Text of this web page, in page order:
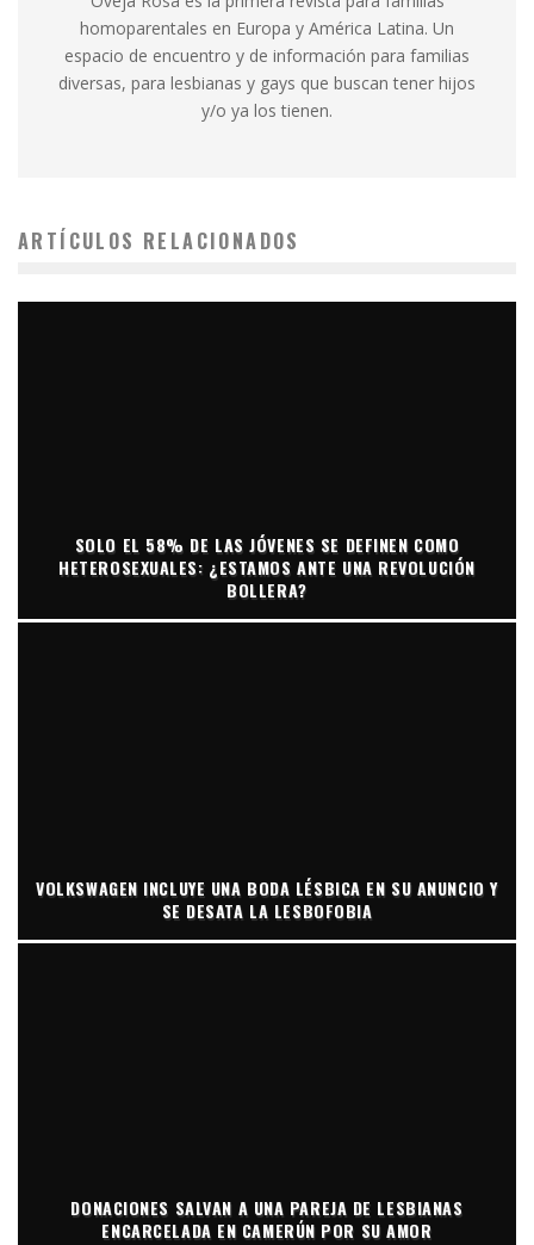
homoparentales en Europa y América Latina. Un
espacio de encuentro y de información para familias
diversas, para lesbianas y gays que buscan tener hijos
y/o ya los tienen.
ARTÍCULOS RELACIONADOS
SOLO EL 58% DE LAS JÓVENES SE DEFINEN COMO
HETEROSEXUALES: ¿ESTAMOS ANTE UNA REVOLUCIÓN
BOLLERA?
VOLKSWAGEN INCLUYE UNA BODA LÉSBICA EN SU ANUNCIO Y
SE DESATA LA LESBOFOBIA
DONACIONES SALVAN A UNA PAREJA DE LESBIANAS
ENCARCELADA EN CAMERÚN POR SU AMOR